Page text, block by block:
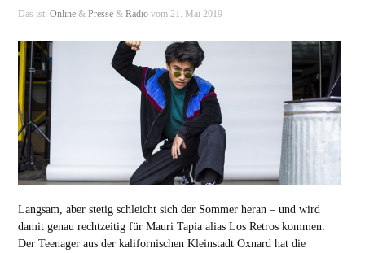
Das ist: Online& Presse& Radiovom 21. Mai 2019
Langsam, aber stetig schleicht sich der Sommer heran – und wird
damit genau rechtzeitig für Mauri Tapia alias Los Retros kommen:
Der Teenager aus der kalifornischen Kleinstadt Oxnard hat die